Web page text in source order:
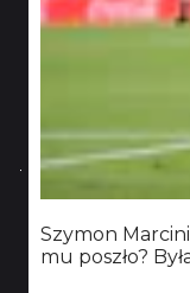
Szymon
mu poszło?